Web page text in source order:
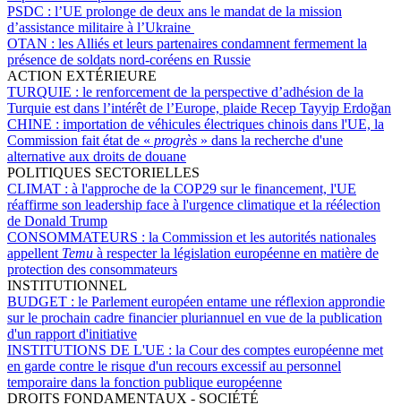
PSDC : l’UE prolonge de deux ans le mandat de la mission
d’assistance militaire à l’Ukraine
OTAN : les Alliés et leurs partenaires condamnent fermement la
présence de soldats nord-coréens en Russie
ACTION EXTÉRIEURE
TURQUIE : le renforcement de la perspective d’adhésion de la
Turquie est dans l’intérêt de l’Europe, plaide Recep Tayyip Erdoğan
CHINE : importation de véhicules électriques chinois dans l'UE, la
Commission fait état de « progrès » dans la recherche d'une
alternative aux droits de douane
POLITIQUES SECTORIELLES
CLIMAT : à l'approche de la COP29 sur le financement, l'UE
réaffirme son leadership face à l'urgence climatique et la réélection
de Donald Trump
CONSOMMATEURS : la Commission et les autorités nationales
appellent Temu à respecter la législation européenne en matière de
protection des consommateurs
INSTITUTIONNEL
BUDGET : le Parlement européen entame une réflexion approndie
sur le prochain cadre financier pluriannuel en vue de la publication
d'un rapport d'initiative
INSTITUTIONS DE L'UE : la Cour des comptes européenne met
en garde contre le risque d'un recours excessif au personnel
temporaire dans la fonction publique européenne
DROITS FONDAMENTAUX - SOCIÉTÉ